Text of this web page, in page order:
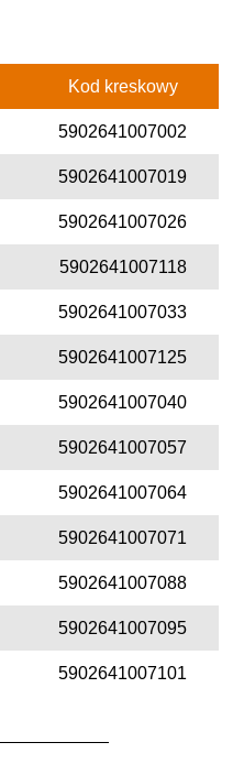
Kod kreskowy
5902641007002
5902641007019
5902641007026
5902641007118
5902641007033
5902641007125
5902641007040
5902641007057
5902641007064
5902641007071
5902641007088
5902641007095
5902641007101